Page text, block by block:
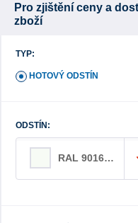
Pro zjištění ceny a
zboží
TYP:
HOTOVÝ ODSTÍN
ODSTÍN:
RAL 9016 bílá